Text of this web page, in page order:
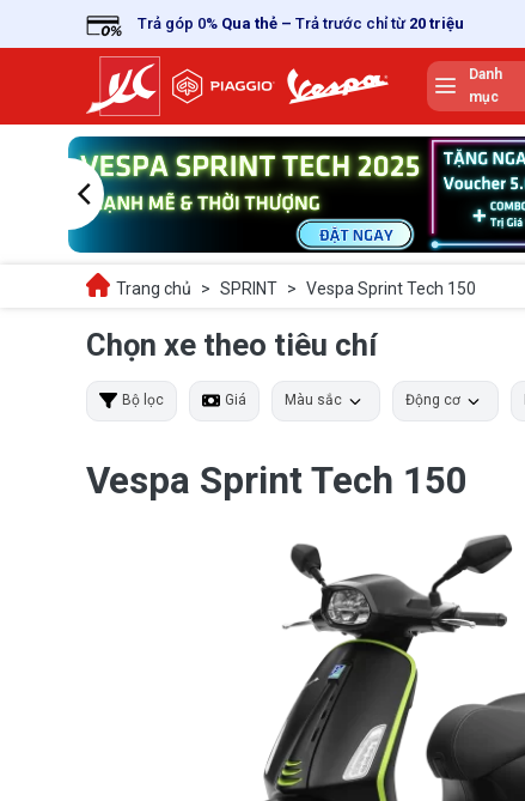
to
Trả góp 0% Qua thẻ – Trả trước chỉ từ 20 triệu
Danh
mục
Trang chủ > SPRINT > Vespa Sprint Tech 150
Chọn xe theo tiêu chí
Bộ lọc Giá Màu sắc Động cơ
Vespa Sprint Tech 150